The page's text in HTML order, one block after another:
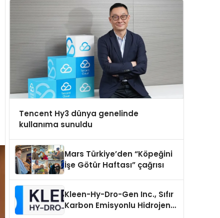
Tencent Hy3 dünya genelinde
kullanıma sunuldu
Mars Türkiye’den “Köpeğini
İşe Götür Haftası” çağrısı
Kleen-Hy-Dro-Gen Inc., Sıfır
Karbon Emisyonlu Hidrojen